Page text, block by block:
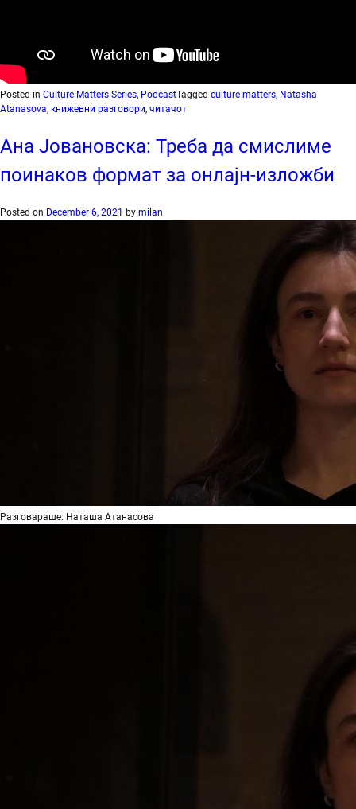
Posted in Culture Matters Series, PodcastTagged culture matters, Natasha
Atanasova, книжевни разговори, читачот
Ана Јовановска: Треба да смислиме
поинаков формат за онлајн-изложби
Posted on December 6, 2021 by milan
Разговараше: Наташа Атанасова